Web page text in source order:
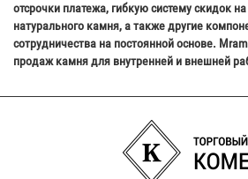
отсрочки платежа, гибкую систему скидок
натурального камня, а также другие
сотрудничества на постоянной основе.
продаж камня для внутренней и внешней